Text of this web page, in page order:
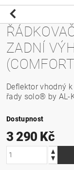
ZADNÍ
Deflektor vhodný
řady solo® by AL-
Dostupnost
3 290 Kč